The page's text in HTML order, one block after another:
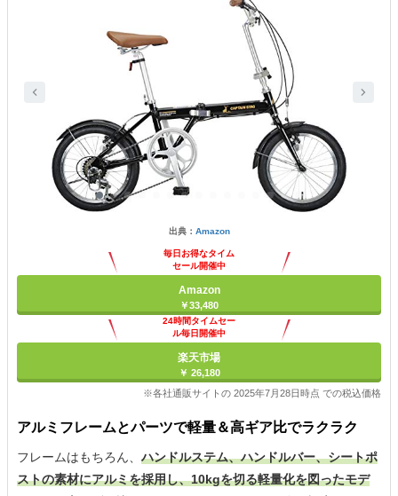
出典： Amazon
毎日お得なタイム
セール開催中
Amazon
￥33,480
24時間タイムセー
ル毎日開催中
楽天市場
￥ 26,180
※各社通販サイトの 2025年7月28日時点 での税込価格
アルミフレームとパーツで軽量＆高ギア比でラクラク
フレームはもちろん、ハンドルステム、ハンドルバー、シートポ
ストの素材にアルミを採用し、10kgを切る軽量化を図ったモデ